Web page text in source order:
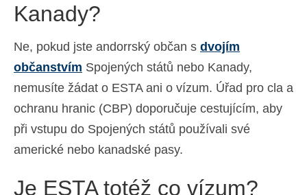
Kanady?
Ne, pokud jste andorrský občan s dvojím
občanstvím Spojených států nebo Kanady,
nemusíte žádat o ESTA ani o vízum. Úřad pro cla a
ochranu hranic (CBP) doporučuje cestujícím, aby
při vstupu do Spojených států používali své
americké nebo kanadské pasy.
Je ESTA totéž co vízum?